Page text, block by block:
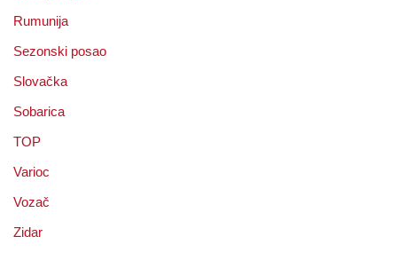
Rumunija
Sezonski posao
Slovačka
Sobarica
TOP
Varioc
Vozač
Zidar